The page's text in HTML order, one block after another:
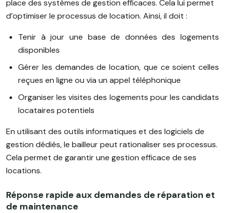
place des systèmes de gestion efficaces. Cela lui permet
d’optimiser le processus de location. Ainsi, il doit :
Tenir à jour une base de données des logements
disponibles
Gérer les demandes de location, que ce soient celles
reçues en ligne ou via un appel téléphonique
Organiser les visites des logements pour les candidats
locataires potentiels
En utilisant des outils informatiques et des logiciels de
gestion dédiés, le bailleur peut rationaliser ses processus.
Cela permet de garantir une gestion efficace de ses
locations.
Réponse rapide aux demandes de réparation et
de maintenance